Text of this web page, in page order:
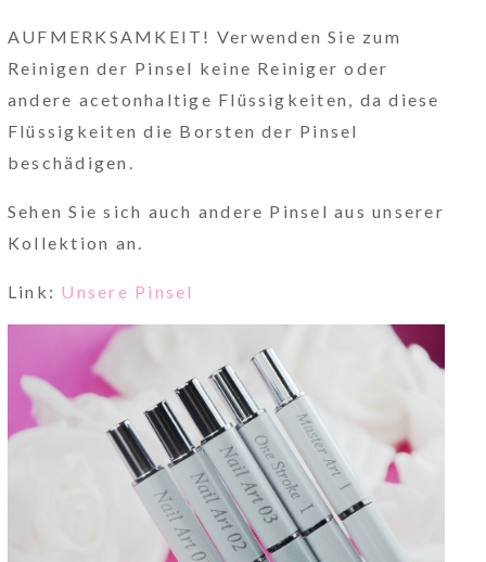
AUFMERKSAMKEIT! Verwenden Sie zum
Reinigen der Pinsel keine Reiniger oder
andere acetonhaltige Flüssigkeiten, da diese
Flüssigkeiten die Borsten der Pinsel
beschädigen.
Sehen Sie sich auch andere Pinsel aus unserer
Kollektion an.
Link: Unsere Pinsel